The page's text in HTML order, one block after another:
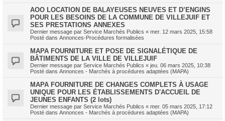
AOO LOCATION DE BALAYEUSES NEUVES ET D’ENGINS
POUR LES BESOINS DE LA COMMUNE DE VILLEJUIF ET
SES PRESTATIONS ANNEXES
Dernier message par Service Marchés Publics « mer. 12 mars 2025, 15:58
Posté dans Annonces-Procédures formalisées
MAPA FOURNITURE ET POSE DE SIGNALÉTIQUE DE
BÂTIMENTS DE LA VILLE DE VILLEJUIF
Dernier message par Service Marchés Publics « jeu. 06 mars 2025, 10:38
Posté dans Annonces - Marchés à procédures adaptées (MAPA)
MAPA FOURNITURE DE CHANGES COMPLETS À USAGE
UNIQUE POUR LES ÉTABLISSEMENTS D'ACCUEIL DE
JEUNES ENFANTS (2 lots)
Dernier message par Service Marchés Publics « mer. 05 mars 2025, 17:12
Posté dans Annonces - Marchés à procédures adaptées (MAPA)